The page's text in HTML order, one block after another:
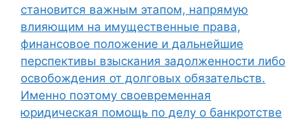
становится важным этапом, напрямую
влияющим на имущественные права,
финансовое положение и дальнейшие
перспективы взыскания задолженности либо
освобождения от долговых обязательств.
Именно поэтому своевременная
юридическая помощь по делу о банкротстве